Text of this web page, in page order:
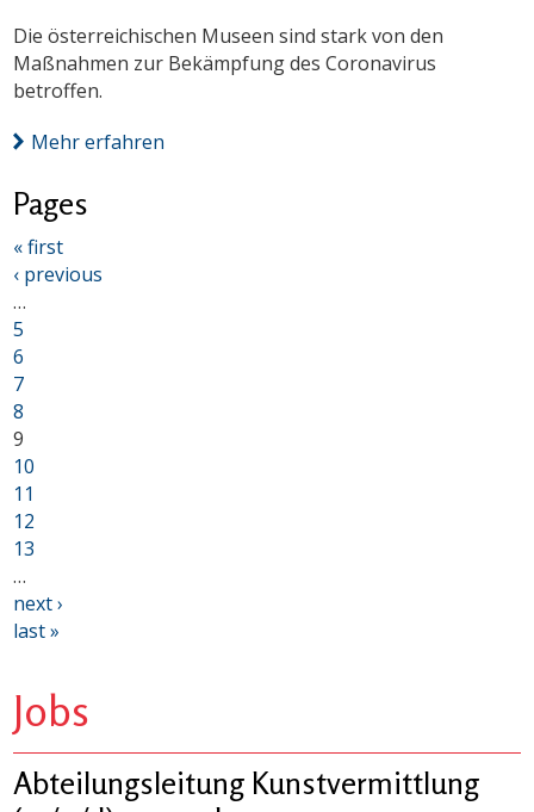
Die österreichischen Museen sind stark von den
Maßnahmen zur Bekämpfung des Coronavirus
betroffen.
Mehr erfahren
Pages
« first
‹ previous
…
5
6
7
8
9
10
11
12
13
…
next ›
last »
Jobs
Abteilungsleitung Kunstvermittlung